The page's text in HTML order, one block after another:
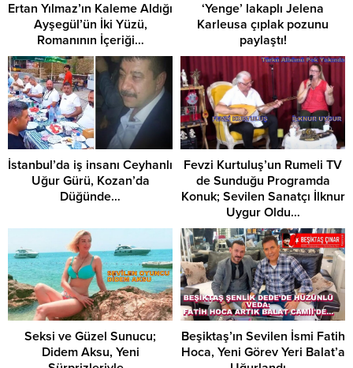
Ertan Yılmaz’ın Kaleme Aldığı
Ayşegül’ün İki Yüzü,
Romanının İçeriği…
‘Yenge’ lakaplı Jelena
Karleusa çıplak pozunu
paylaştı!
İstanbul’da iş insanı Ceyhanlı
Uğur Gürü, Kozan’da
Düğünde…
Fevzi Kurtuluş’un Rumeli TV
de Sunduğu Programda
Konuk; Sevilen Sanatçı İlknur
Uygur Oldu…
Seksi ve Güzel Sunucu;
Didem Aksu, Yeni
Beşiktaş’ın Sevilen İsmi Fatih
Hoca, Yeni Görev Yeri Balat’a